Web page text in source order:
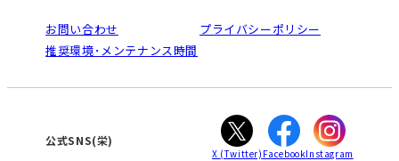
ご利用ガイド
オンライン講座受講の手順
WEBサイトのよくある質問
南大高
犬山
高蔵寺
大垣
津
お問い合わせ
プライバシーポリシー
推奨環境･メンテナンス時間
公式SNS(栄)
X (Twitter) FacebookInstagram